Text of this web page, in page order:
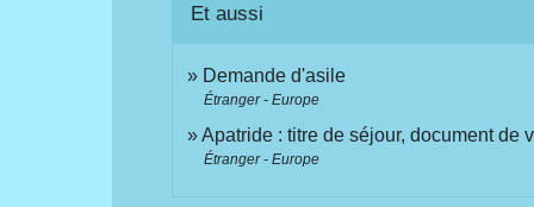
Et aussi
Demande d'asile
Étranger - Europe
Apatride : titre de séjour, document de
Étranger - Europe